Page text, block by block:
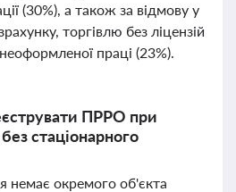
(30%), а також за відмову у
торгівлю без ліцензій
праці (23%).
ПРРО при
стаціонарного
немає окремого об'єкта